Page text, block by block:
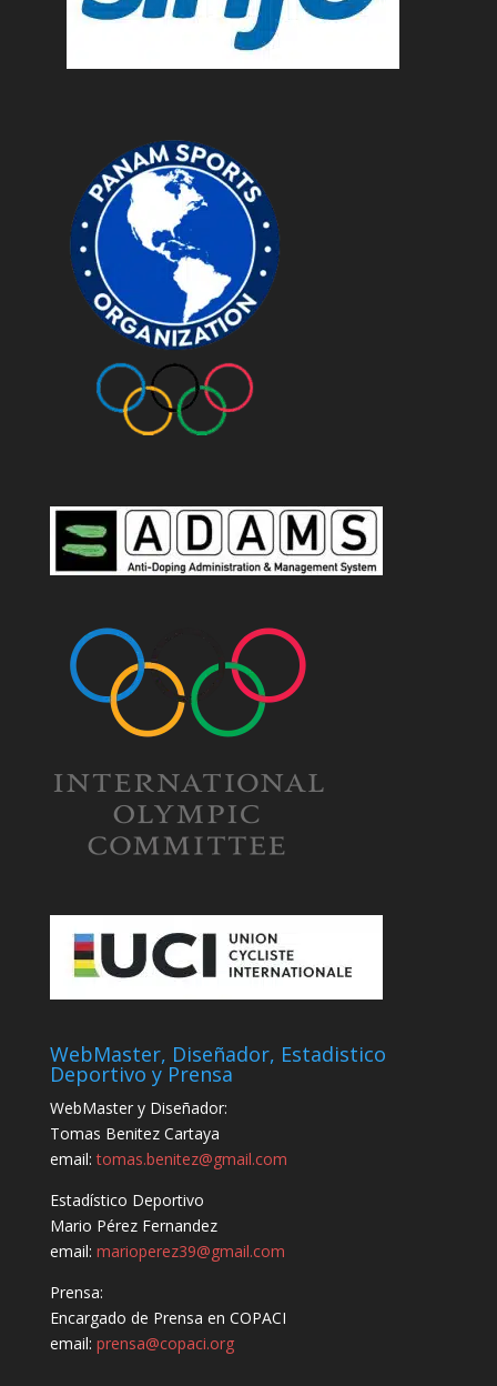
WebMaster, Diseñador, Estadistico
Deportivo y Prensa
WebMaster y Diseñador:
Tomas Benitez Cartaya
email:tomas.benitez@gmail.com
Estadístico Deportivo
Mario Pérez Fernandez
email: marioperez39@gmail.com
Prensa:
Encargado de Prensa en COPACI
email: prensa@copaci.org